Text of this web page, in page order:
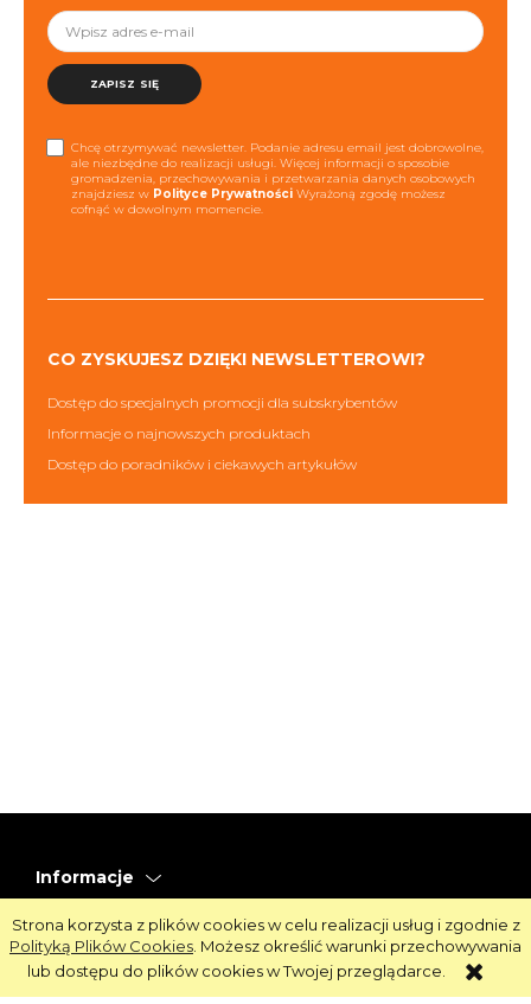
Strona korzysta z plików cookies w celu realizacji usług i zgodnie z
Polityką Plików Cookies . Możesz określić warunki przechowywania
lub dostępu do plików cookies w Twojej przeglądarce.
ZAPISZ SIĘ
Chcę otrzymywać newsletter. Podanie adresu email jest dobrowolne,
ale niezbędne do realizacji usługi. Więcej informacji o sposobie
gromadzenia, przechowywania i przetwarzania danych osobowych
znajdziesz w Polityce Prywatności Wyrażoną zgodę możesz
cofnąć w dowolnym momencie.
CO ZYSKUJESZ DZIĘKI NEWSLETTEROWI?
Dostęp do specjalnych promocji dla subskrybentów
Informacje o najnowszych produktach
Dostęp do poradników i ciekawych artykułów
Informacje
Obsługa
Strefa Klienta